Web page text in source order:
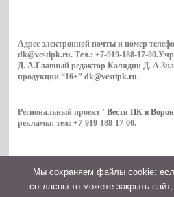
Адрес электронной почты и номер
dk@vestipk.ru. Тел.: +7-919-188-17-
Д. А.Главный редактор Калядин Д.
продукции “16+”dk@vestipk.ru.
Региональный проект "Вести ПК в
рекламы: тел: +7-919-188-17-00.
Copyright © 2026. ВестиПК в Воронеже
Контакты
Мы cохраняем файлы cookie:
согласны то можете закрыть